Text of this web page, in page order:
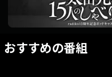
おすすめの番組